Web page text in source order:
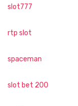
slot777
rtp slot
spaceman
slot bet 200